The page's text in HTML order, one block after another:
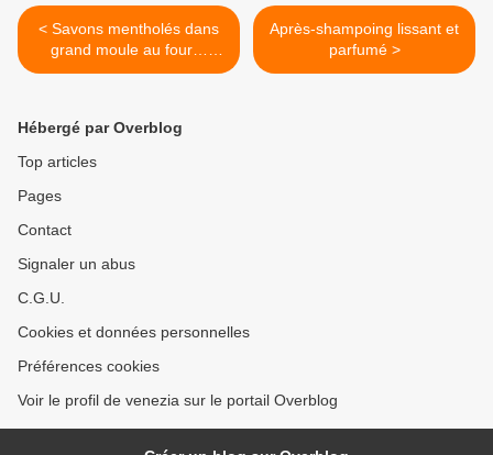
< Savons mentholés dans
grand moule au four…
C'est presque ça…
Après-shampoing lissant et
parfumé >
Hébergé par Overblog
Top articles
Pages
Contact
Signaler un abus
C.G.U.
Cookies et données personnelles
Préférences cookies
Voir le profil de venezia sur le portail Overblog